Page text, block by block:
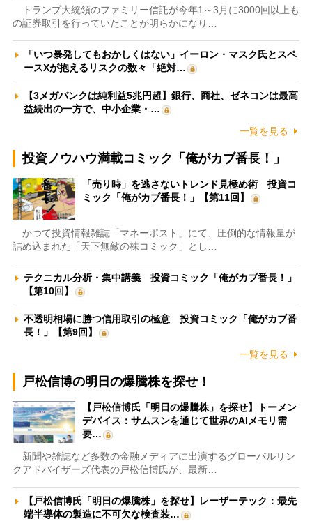
トランプ大統領のファミリー信託が今年1～3月に3000回以上も
の証券取引を行っていたことが明らかになり…
「いつ暴発してもおかしくはない」イーロン・マスク氏とスペ
ースXが抱えるリスクの数々「絶対…
【3メガバンクは純利益5兆円超】銀行、商社、ゼネコンは最高
益続出の一方で、中小企業・…
一覧を見る
投資ノウハウ満載コミック「俺がカブ番長！」
「売り時」を逃さないトレンド見極め術 投資コ
ミック「俺がカブ番長！」【第11回】
かつて投資情報雑誌「マネーポスト」にて、圧倒的な情報量が
詰め込まれた「天下無敵の株コミック」とし…
テクニカル分析・集中講義 投資コミック「俺がカブ番長！」
【第10回】
不透明相場に勝つ信用取引の極意 投資コミック「俺がカブ番
長！」【第9回】
一覧を見る
戸松信博の明日の爆騰株を探せ！
【戸松信博氏「明日の爆騰株」を探せ】トーメン
デバイス：サムスンを通じて世界のAIメモリ需
要…
新聞や雑誌など多数の金融メディアに出演するグローバルリン
クアドバイザーズ代表の戸松信博氏が、最新…
【戸松信博氏「明日の爆騰株」を探せ】レーザーテック：最先
端半導体の製造に不可欠な検査装…